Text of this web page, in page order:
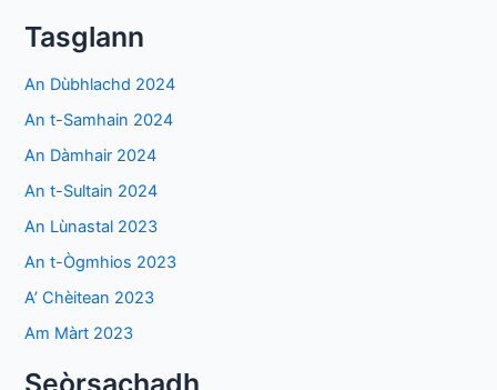
Tasglann
An Dùbhlachd 2024
An t-Samhain 2024
An Dàmhair 2024
An t-Sultain 2024
An Lùnastal 2023
An t-Ògmhios 2023
A’ Chèitean 2023
Am Màrt 2023